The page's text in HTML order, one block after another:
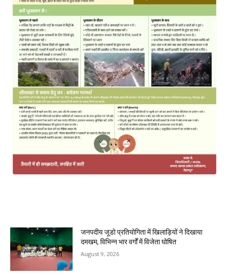
जनपदीय जूडो प्रतियोगिता में खिलाड़ियों ने दिखाया
दमखम, विभिन्न भार वर्गों में विजेता घोषित
August 9, 2026